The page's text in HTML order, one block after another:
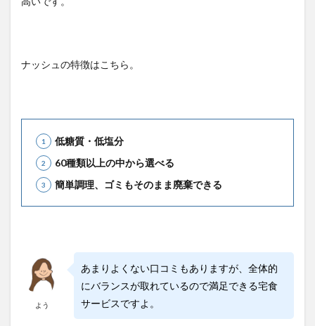
ナッシュの特徴はこちら。
低糖質・低塩分
60種類以上の中から選べる
簡単調理、ゴミもそのまま廃棄できる
よう
あまりよくない口コミもありますが、全体的
にバランスが取れているので満足できる宅食
サービスですよ。